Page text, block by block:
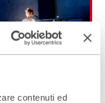
contenuti ed
che non si